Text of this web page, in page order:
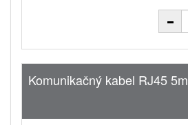
Komunikačný kabel RJ45 5m